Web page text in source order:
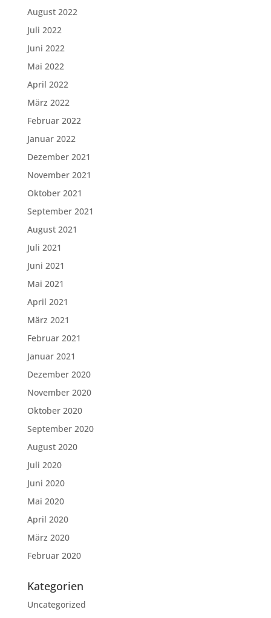
August 2022
Juli 2022
Juni 2022
Mai 2022
April 2022
März 2022
Februar 2022
Januar 2022
Dezember 2021
November 2021
Oktober 2021
September 2021
August 2021
Juli 2021
Juni 2021
Mai 2021
April 2021
März 2021
Februar 2021
Januar 2021
Dezember 2020
November 2020
Oktober 2020
September 2020
August 2020
Juli 2020
Juni 2020
Mai 2020
April 2020
März 2020
Februar 2020
Kategorien
Uncategorized